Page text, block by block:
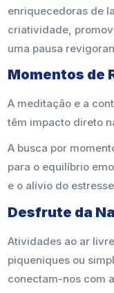
enriquecedoras de
criatividade,
uma pausa
Momentos de
A meditação e a
têm impacto direto
A busca por
para o equilíbrio
e o alívio do
Desfrute da
Atividades ao ar
piqueniques ou
conectam-nos com